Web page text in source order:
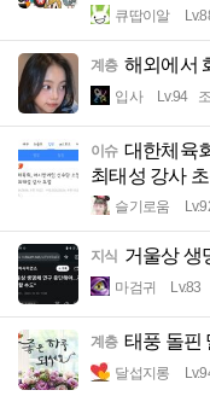
큐땁이알
계층 해외에서
입사 Lv.94
이슈 대한체육
최태성 강사
슬기로움
지식 거울상 생
마검귀 Lv.83
계층 태풍 돌핀
달섭지롱